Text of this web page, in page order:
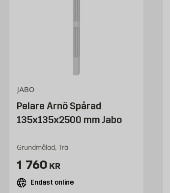
JABO
Pelare Arnö Spårad
135x135x2500 mm Jabo
Grundmålad, Trä
Pris 1760 kr
1 760 KR
Endast online